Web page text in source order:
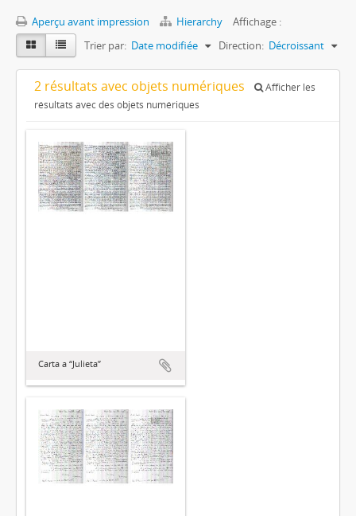
Aperçu avant impression Hierarchy
Affichage :
Trier par: Date modifiée Direction: Décroissant
2 résultats avec objets numériques
Afficher les
résultats avec des objets numériques
Carta a “Julieta”